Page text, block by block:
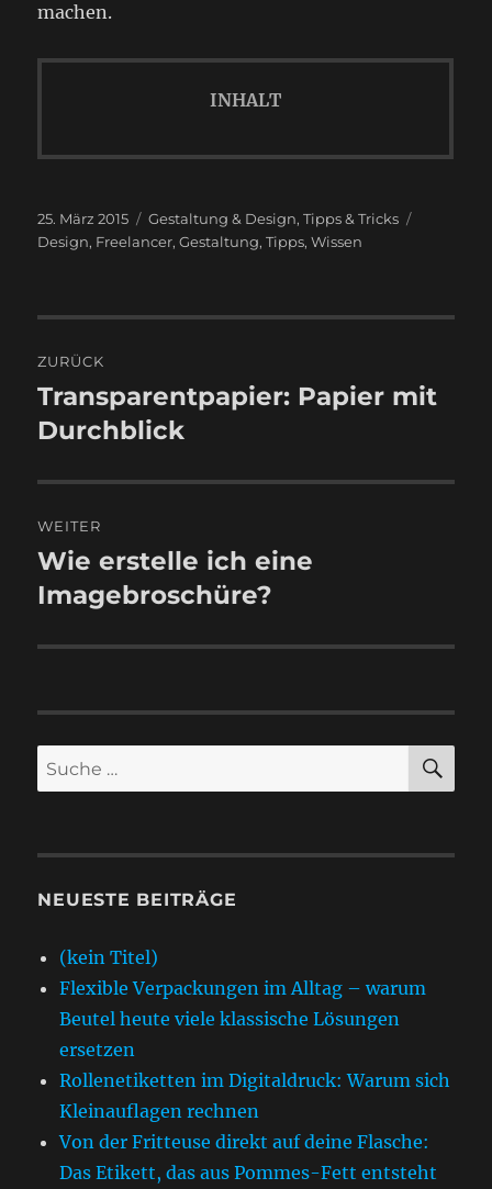
machen.
INHALT
Veröffentlicht
am
25. März 2015 Kategorien
Gestaltung & Design,Tipps & Tricks
Design, Freelancer,Gestaltung,Tipps,Wissen
ZURÜCK
Vorheriger
Beitrag:
Transparentpapier: Papier mit
Durchblick
WEITER
Nächster
Beitrag:
Wie erstelle ich eine
Imagebroschüre?
Suche
nach:
NEUESTE BEITRÄGE
(kein Titel)
Flexible Verpackungen im Alltag – warum
Beutel heute viele klassische Lösungen
ersetzen
Rollenetiketten im Digitaldruck: Warum sich
Kleinauflagen rechnen
Von der Fritteuse direkt auf deine Flasche:
Das Etikett, das aus Pommes-Fett entsteht